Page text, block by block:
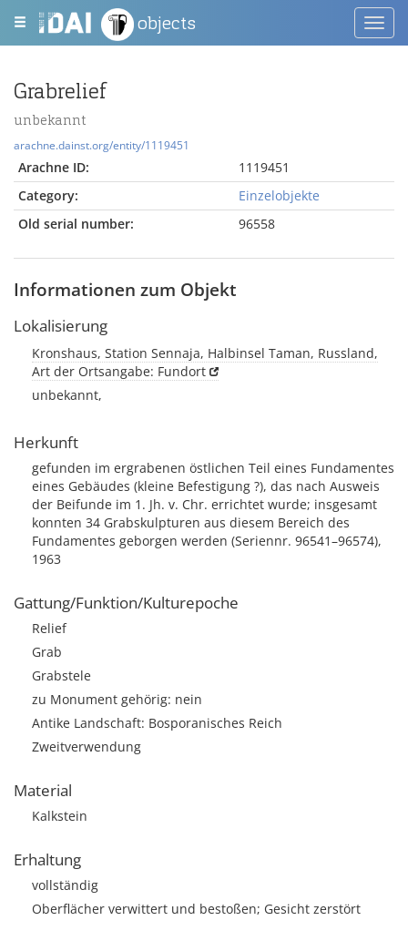
objects
Grabrelief
unbekannt
arachne.dainst.org/entity/1119451
Arachne ID:
1119451
Category:
Einzelobjekte
Old serial number:
96558
Informationen zum Objekt
Lokalisierung
Kronshaus, Station Sennaja, Halbinsel Taman, Russland,
Art der Ortsangabe: Fundort
unbekannt,
Herkunft
gefunden im ergrabenen östlichen Teil eines Fundamentes
eines Gebäudes (kleine Befestigung ?), das nach Ausweis
der Beifunde im 1. Jh. v. Chr. errichtet wurde; insgesamt
konnten 34 Grabskulpturen aus diesem Bereich des
Fundamentes geborgen werden (Seriennr. 96541–96574),
1963
Gattung/Funktion/Kulturepoche
Relief
Grab
Grabstele
zu Monument gehörig: nein
Antike Landschaft: Bosporanisches Reich
Zweitverwendung
Material
Kalkstein
Erhaltung
vollständig
Oberflächer verwittert und bestoßen; Gesicht zerstört